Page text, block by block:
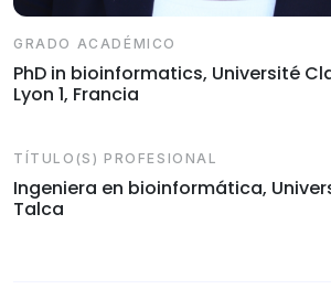
GRADO ACADÉMICO
PhD in bioinformatics, Université
Lyon 1, Francia
TÍTULO(S) PROFESIONAL
Ingeniera en bioinformática,
Talca